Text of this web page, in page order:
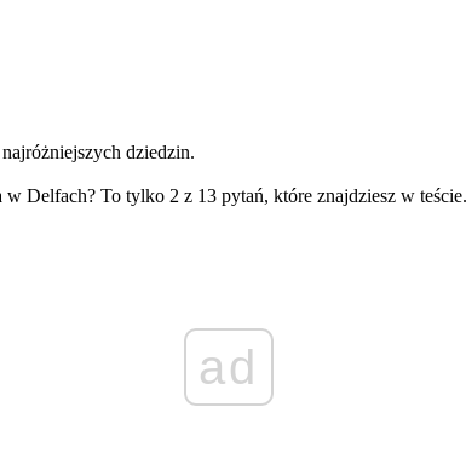
dziedzin.
Delfach? To tylko 2 z 13 pytań, które znajdziesz w
ad